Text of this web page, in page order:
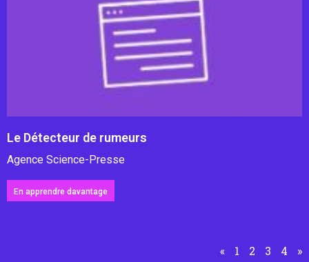
Le Détecteur de rumeurs
Agence Science-Presse
En apprendre davantage
« 1 2 3 4 »